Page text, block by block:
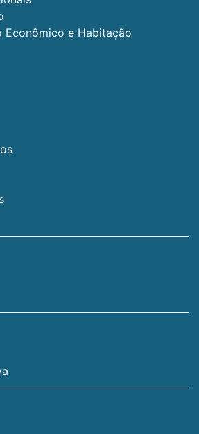
Econômico e Habitação